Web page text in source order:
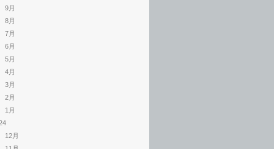
9月
8月
7月
6月
5月
4月
3月
2月
1月
12月